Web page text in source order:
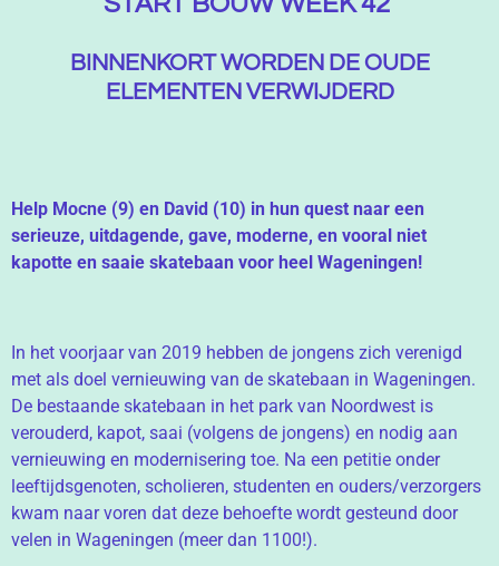
BINNENKORT WORDEN DE OUDE
ELEMENTEN VERWIJDERD
Help Mocne (9) en David (10) in hun quest naar een
serieuze, uitdagende, gave, moderne, en vooral niet
kapotte en saaie skatebaan voor heel Wageningen!
In het voorjaar van 2019 hebben de jongens zich verenigd
met als doel vernieuwing van de skatebaan in Wageningen.
De bestaande skatebaan in het park van Noordwest is
verouderd, kapot, saai (volgens de jongens) en nodig aan
vernieuwing en modernisering toe. Na een petitie onder
leeftijdsgenoten, scholieren, studenten en ouders/verzorgers
kwam naar voren dat deze behoefte wordt gesteund door
velen in Wageningen (meer dan 1100!).